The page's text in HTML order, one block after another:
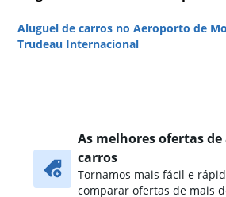
Aluguel de carros no Aeroporto de
Trudeau Internacional
As melhores ofertas
carros
Tornamos mais fácil e
comparar ofertas de mais